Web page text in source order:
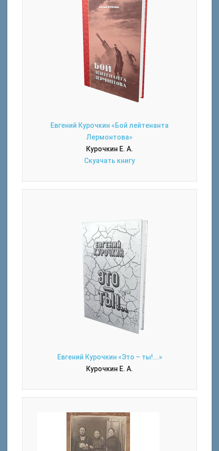
Евгений Курочкин «Бой лейтенанта
Лермонтова»
Курочкин Е. А.
Скуачать книгу
Евгений Курочкин «Это – ты!...»
Курочкин Е. А.